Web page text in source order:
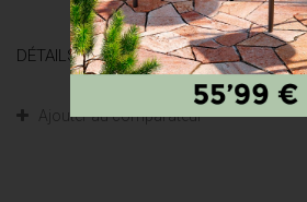
DÉTAILS
Ajouter au comparateur